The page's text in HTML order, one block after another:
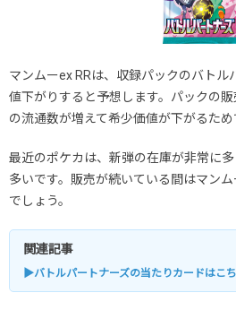
マンムーex RRは、収録パックのバトル
値下がりすると予想します。パックの
の流通数が増えて希少価値が下がるため
最近のポケカは、新弾の在庫が非常に
多いです。販売が続いている間はマン
でしょう。
関連記事
▶バトルパートナーズの当たりカードはこ